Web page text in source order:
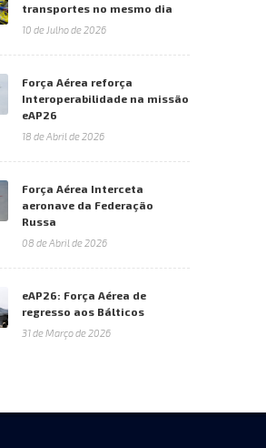
transportes no mesmo dia
10 de Julho de 2026
Força Aérea reforça
Interoperabilidade na missão
eAP26
18 de Abril de 2026
Força Aérea Interceta
aeronave da Federação
Russa
08 de Abril de 2026
eAP26: Força Aérea de
regresso aos Bálticos
31 de Março de 2026